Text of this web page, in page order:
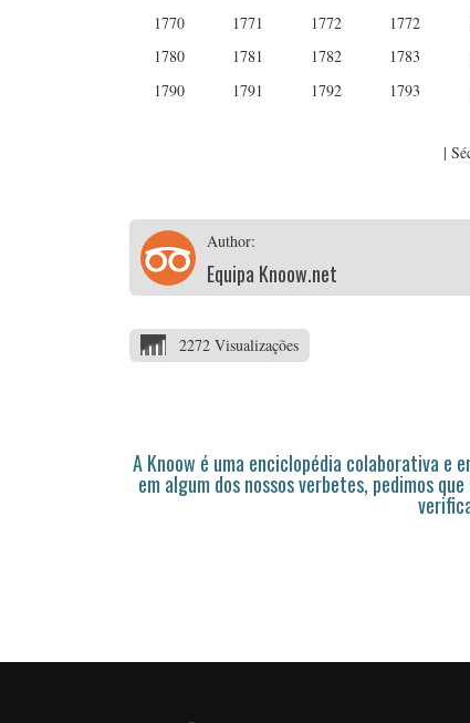
1770
1771 1772 1772
1780
1781 1782 1783
1790
1791 1792 1793
|
Author:
Equipa Knoow.net
2272 Visualizações
A Knoow é uma enciclopédia colaborativa e
em algum dos nossos verbetes, pedimos